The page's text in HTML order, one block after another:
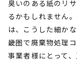
臭いのある紙のリ
るかもしれません
は、こうした細か
畿圏で廃棄物処理
事業者様にとって